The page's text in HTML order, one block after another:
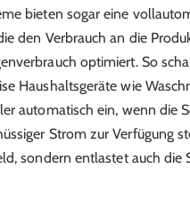
bieten sogar eine
den Verbrauch an die
optimiert. So
Haushaltsgeräte wie
automatisch ein, wenn die
Strom zur Verfügung
sondern entlastet auch die